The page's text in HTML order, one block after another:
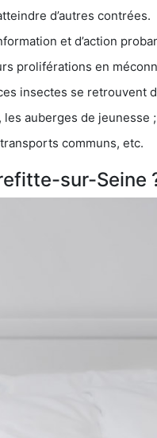
d’autres contrées.
et d’action
proliférations en
insectes se retrouvent
auberges de jeunesse ; les
communs, etc.
sur-Seine